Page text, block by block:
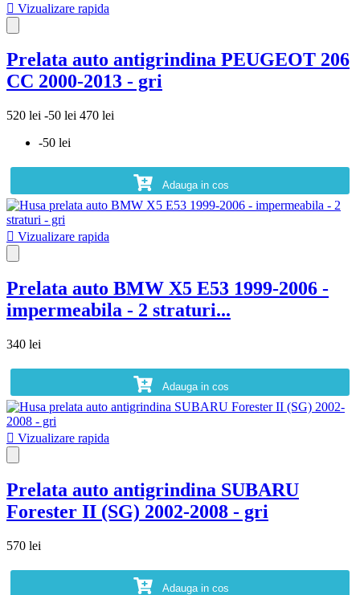
 Vizualizare rapida
Prelata auto antigrindina PEUGEOT 206
CC 2000-2013 - gri
520 lei -50 lei 470 lei
-50 lei
Adauga in cos
 Vizualizare rapida
Prelata auto BMW X5 E53 1999-2006 -
impermeabila - 2 straturi...
340 lei
Adauga in cos
 Vizualizare rapida
Prelata auto antigrindina SUBARU
Forester II (SG) 2002-2008 - gri
570 lei
Adauga in cos